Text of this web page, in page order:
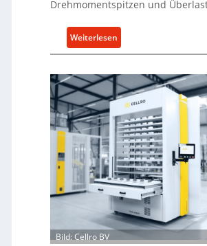
g
n
5
ü
b
r
V
r
j
a
h
r
Drehmomentspitzen und
Weiterlesen
M
c
h
n
i
s
c
h
e
r
Ü
b
Bild: Cellro BV